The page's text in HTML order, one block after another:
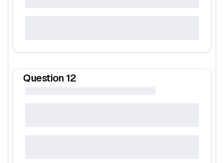
Question 12